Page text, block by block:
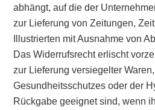
abhängt, auf die der
zur Lieferung von Zeitungen,
Illustrierten mit Ausnahme von
Das Widerrufsrecht erlischt
zur Lieferung versiegelter
Gesundheitsschutzes oder der
Rückgabe geeignet sind, wenn